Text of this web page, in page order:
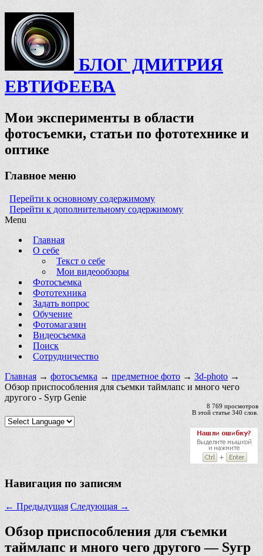
БЛОГ ДМИТРИЯ
ЕВТИФЕЕВА
Мои эксперименты в области
фотосъемки, статьи по фототехнике и
оптике
Главное меню
Перейти к основному содержимому
Перейти к дополнительному содержимому
Menu
Главная
О себе
Текст о себе
Мои видеообзоры
Фотосъемка
Фототехника
Задать вопрос
Обучение
Фотомагазин
Видеосъемка
Поиск
Сотрудничество
Главная → фотосъемка → предметное фото → 3d-photo →
Обзор приспособления для съемки таймлапс и много чего
другого - Syrp Genie
8 769 просмотров
В этой статье 340 слов.
Навигация по записям
← Предыдущая Следующая →
Обзор приспособления для съемки
таймлапс и много чего другого — Syrp